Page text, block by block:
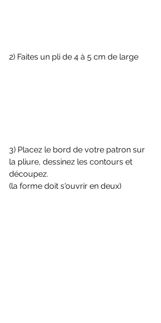
2) Faites un pli de 4 à 5 cm de large
3) Placez le bord de votre patron sur
la pliure, dessinez les contours et
découpez.
(la forme doit s'ouvrir en deux)